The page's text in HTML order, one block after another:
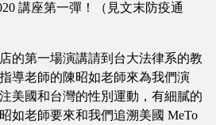
講座第一彈！（見文末防疫通
的第一場演講請到台大法律系的教
導老師的陳昭如老師來為我們演
美國和台灣的性別運動，有細膩的
如老師要來和我們追溯美國 MeTo